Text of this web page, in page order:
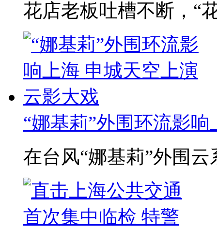
花店老板吐槽不断，“
“娜基莉”外围环流影
在台风“娜基莉”外围